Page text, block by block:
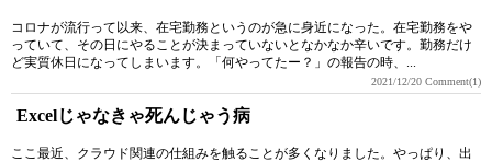
コロナが流行って以来、在宅勤務というのが急に身近になった。在宅勤務をや
っていて、その日にやることが決まっていないとなかなか辛いです。勤務だけ
ど実質休日になってしまいます。「何やってたー？」の報告の時、...
2021/12/20 Comment(1)
Excelじゃなきゃ死んじゃう病
ここ最近、クラウド関連の仕組みを触ることが多くなりました。やっぱり、出